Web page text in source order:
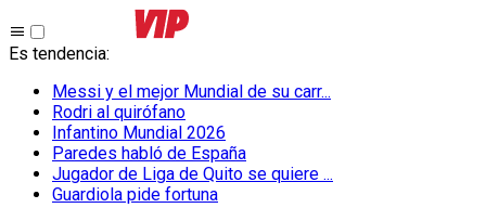
Es tendencia:
Messi y el mejor Mundial de su carr...
Rodri al quirófano
Infantino Mundial 2026
Paredes habló de España
Jugador de Liga de Quito se quiere ...
Guardiola pide fortuna